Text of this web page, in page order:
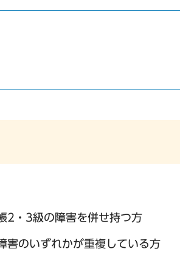
2・3級の障害を併せ持つ方
害のいずれかが重複している方